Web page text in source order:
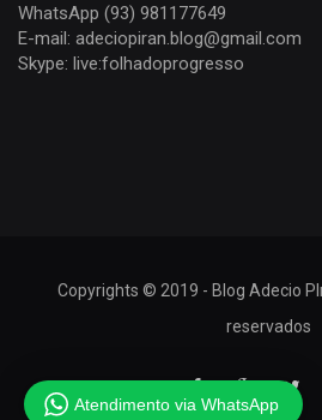
WhatsApp (93) 981177649
E-mail: adeciopiran.blog@gmail.com
Skype: live:folhadoprogresso
Copyrights © 2019 - Blog Adecio
reservados
Atendimento via WhatsApp